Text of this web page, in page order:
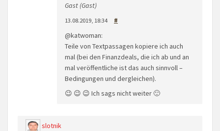
Gast (Gast)
13.08.2019, 18:34 #
@katwoman:
Teile von Textpassagen kopiere ich auch
mal (bei den Finanzdeals, die ich ab und an
mal veröffentliche ist das auch sinnvoll –
Bedingungen und dergleichen).
😉 😉 😉 Ich sags nicht weiter 🙂
slotnik